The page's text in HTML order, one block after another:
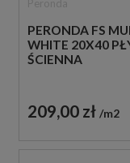
PERONDA FS
WHITE 20X40
ŚCIENNA
209,00 zł m2